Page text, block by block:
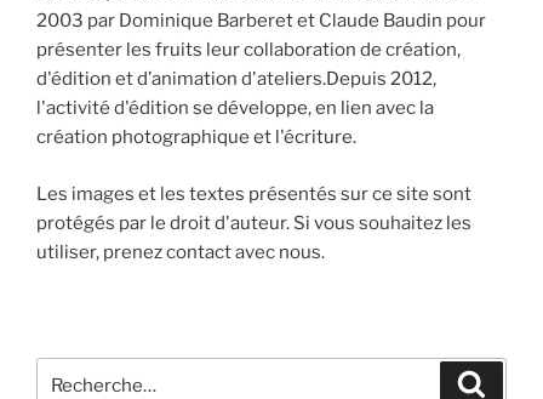
2003 par Dominique Barberet et Claude Baudin pour
présenter les fruits leur collaboration de création,
d'édition et d’animation d'ateliers.Depuis 2012,
l'activité d'édition se développe, en lien avec la
création photographique et l'écriture.
Les images et les textes présentés sur ce site sont
protégés par le droit d'auteur. Si vous souhaitez les
utiliser, prenez contact avec nous.